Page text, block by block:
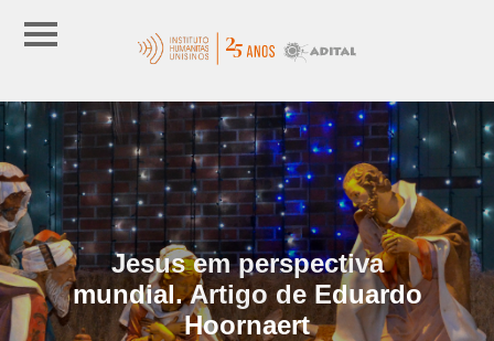
Jesus em perspectiva
mundial. Artigo de Eduardo
Hoornaert